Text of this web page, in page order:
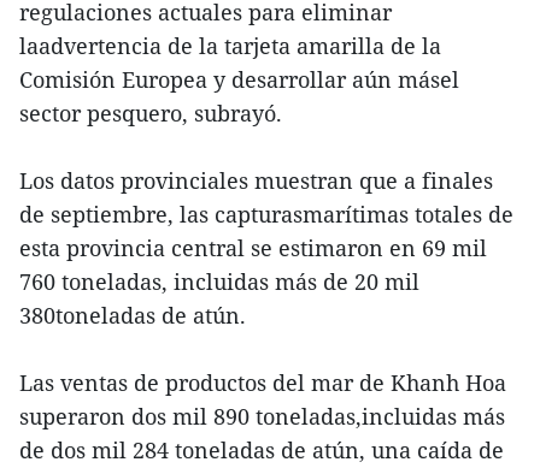
regulaciones actuales para eliminar
laadvertencia de la tarjeta amarilla de la
Comisión Europea y desarrollar aún másel
sector pesquero, subrayó.
Los datos provinciales muestran que a finales
de septiembre, las capturasmarítimas totales de
esta provincia central se estimaron en 69 mil
760 toneladas, incluidas más de 20 mil
380toneladas de atún.
Las ventas de productos del mar de Khanh Hoa
superaron dos mil 890 toneladas,incluidas más
de dos mil 284 toneladas de atún, una caída de